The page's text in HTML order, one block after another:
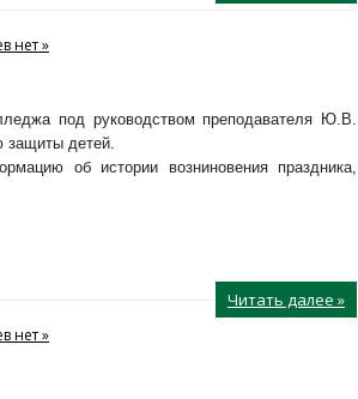
нет »
под руководством преподавателя Ю.В.
защиты детей.
об истории возниновения праздника,
Читать далее »
нет »